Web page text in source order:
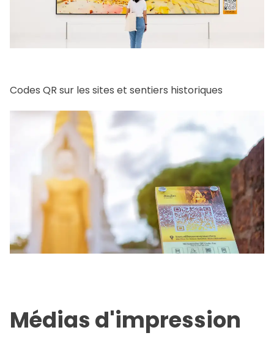
Codes QR sur les sites et sentiers historiques
Médias d'impression